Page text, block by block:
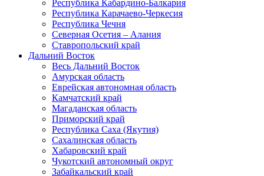
Республика Кабардино-Балкария
Республика Карачаево-Черкесия
Республика Чечня
Северная Осетия – Алания
Ставропольский край
Дальний Восток
Весь Дальний Восток
Амурская область
Еврейская автономная область
Камчатский край
Магаданская область
Приморский край
Республика Саха (Якутия)
Сахалинская область
Хабаровский край
Чукотский автономный округ
Забайкальский край